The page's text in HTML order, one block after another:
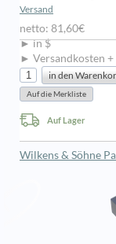
Versand
netto: 81,60€
► in $
► Versandkosten
Auf Lager
Wilkens & Söhne